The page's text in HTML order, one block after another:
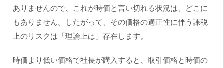
ありませんので、これが時価と言い切れる状況は、どこに
もありません。したがって、その価格の適正性に伴う課税
上のリスクは「理論上は」存在します。
時価より低い価格で社長が購入すると、取引価格と時価の